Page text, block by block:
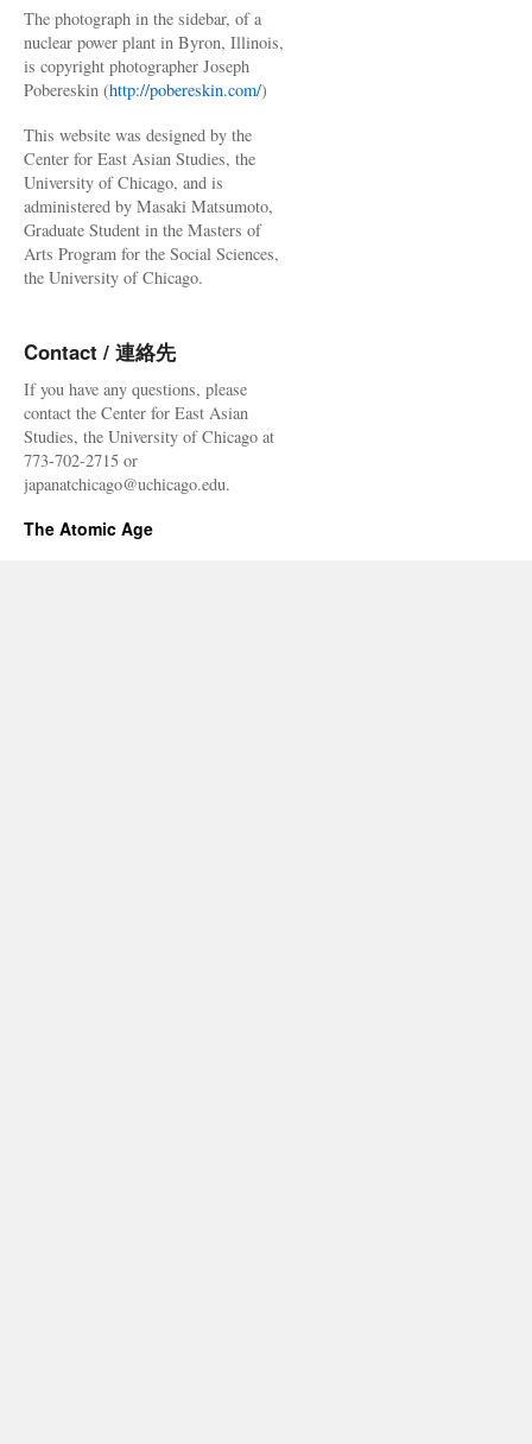
The photograph in the sidebar, of a
nuclear power plant in Byron, Illinois,
is copyright photographer Joseph
Pobereskin (http://pobereskin.com/)
This website was designed by the
Center for East Asian Studies, the
University of Chicago, and is
administered by Masaki Matsumoto,
Graduate Student in the Masters of
Arts Program for the Social Sciences,
the University of Chicago.
Contact / 連絡先
If you have any questions, please
contact the Center for East Asian
Studies, the University of Chicago at
773-702-2715 or
japanatchicago@uchicago.edu.
The Atomic Age